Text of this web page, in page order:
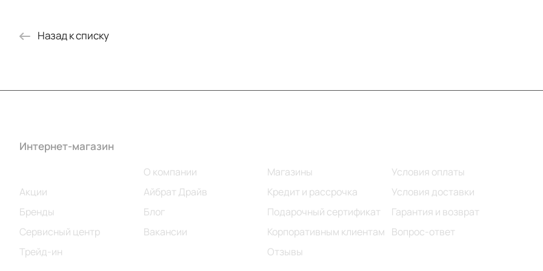
Назад к списку
Интернет-магазин
Акции
Бренды
Сервисный центр
Трейд-ин
О компании
Айбрат Драйв
Блог
Вакансии
Магазины
Кредит и рассрочка
Подарочный сертификат
Корпоративным клиентам
Отзывы
Условия оплаты
Условия доставки
Гарантия и возврат
Вопрос-ответ